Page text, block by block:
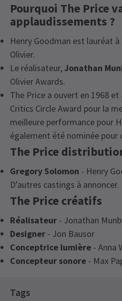
Pourquoi The Price
applaudissements ?
Henry Goodman est lauréat
Olivier.
Le réalisateur,Jonathan
Olivier Awards.
The Price a ouvert en 1968
Critics Circle Award pour la
meilleure performance pour
également été nominée pour
The Price
Gregory Solomon - Henry
D’autres castings à annoncer.
The Price créatifs
Réalisateur - Jonathan
Designer - Jon Bausor
Conceptrice lumière - Anna
Concepteur sonore - Max
Tags